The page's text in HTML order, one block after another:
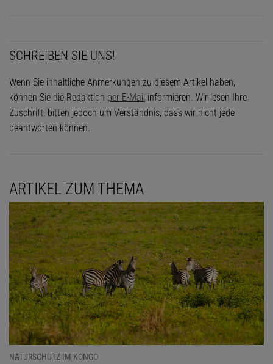
SCHREIBEN SIE UNS!
Wenn Sie inhaltliche Anmerkungen zu diesem Artikel haben,
können Sie die Redaktion per E-Mail informieren. Wir lesen Ihre
Zuschrift, bitten jedoch um Verständnis, dass wir nicht jede
beantworten können.
ARTIKEL ZUM THEMA
NATURSCHUTZ IM KONGO